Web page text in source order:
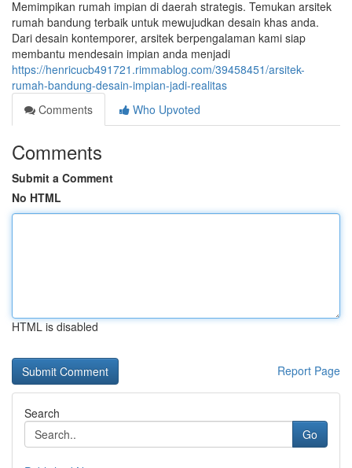
Memimpikan rumah impian di daerah strategis. Temukan arsitek
rumah bandung terbaik untuk mewujudkan desain khas anda.
Dari desain kontemporer, arsitek berpengalaman kami siap
membantu mendesain impian anda menjadi
https://henricucb491721.rimmablog.com/39458451/arsitek-
rumah-bandung-desain-impian-jadi-realitas
Comments
Who Upvoted
Comments
Submit a Comment
No HTML
HTML is disabled
Report Page
Search
Go